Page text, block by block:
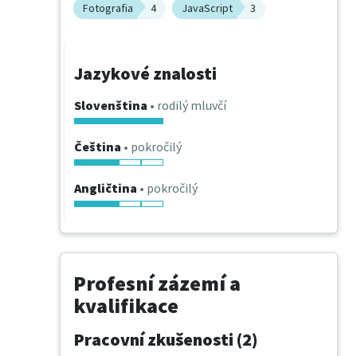
Fotografia
4 JavaScript 3
Jazykové znalosti
Slovenština • rodilý mluvčí
Čeština • pokročilý
Angličtina • pokročilý
Profesní zázemí a
kvalifikace
Pracovní zkušenosti (2)